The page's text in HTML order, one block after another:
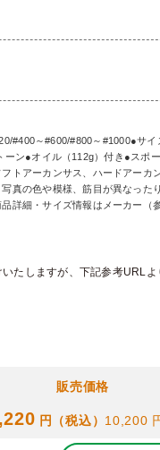
#400～#600/#800～#1000●サ
ン●オイル（112g）付き●スポ
トアーカンサス、ハードアーカ
真の色や模様、筋目が異なった
詳細・サイズ情報はメーカー（
いたしますが、下記参考URLよ
販売価格
円（税込） 10,200